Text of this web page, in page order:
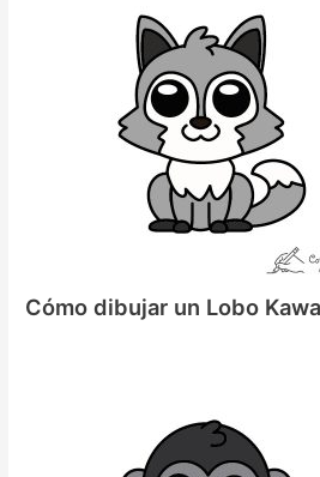
Cómo dibujar un Lobo